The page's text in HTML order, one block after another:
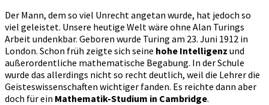
Der Mann, dem so viel Unrecht angetan wurde, hat jedoch so
viel geleistet. Unsere heutige Welt wäre ohne Alan Turings
Arbeit undenkbar. Geboren wurde Turing am 23. Juni 1912 in
London. Schon früh zeigte sich seine hohe Intelligenz und
außerordentliche mathematische Begabung. In der Schule
wurde das allerdings nicht so recht deutlich, weil die Lehrer die
Geisteswissenschaften wichtiger fanden. Es reichte dann aber
doch für ein Mathematik-Studium in Cambridge.